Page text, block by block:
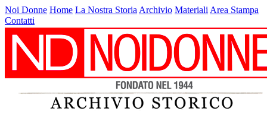
Noi Donne Home La Nostra Storia Archivio Materiali Area Stampa
Contatti